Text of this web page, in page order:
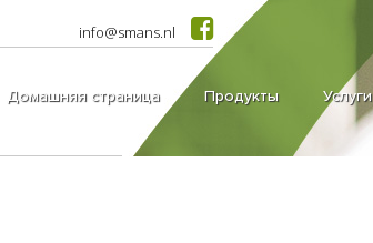
info@smans.nl
Домашняя страница Продукты Услуги